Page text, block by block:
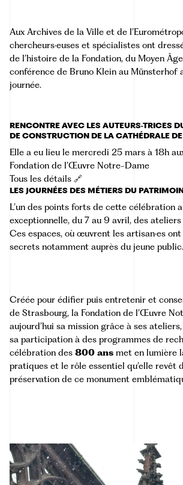
Aux Archives de la Ville et de
chercheurs·euses et spécialistes ont
de l’histoire de la Fondation, du Moyen
conférence de Bruno Klein au Münsterhof
journée.
RENCONTRE AVEC LES AUTEURS·TRICES
DE CONSTRUCTION DE LA CATHÉDRALE
Elle a eu lieu le mercredi 25 mars à 18h
Fondation de l’Œuvre Notre-Dame
Tous les détails 🔗
LES JOURNÉES DES MÉTIERS DU
L’un des points forts de cette célébration
exceptionnelle, du 7 au 9 avril, des
Ces espaces, où œuvrent les artisan·es
secrets notamment auprès du jeune public.
Créée pour édifier puis entretenir et
de Strasbourg, la Fondation de l’Œuvre
aujourd’hui sa mission grâce à ses
sa participation à des programmes de
célébration des 800 ans met en lumière
pratiques et le rôle essentiel qu’elle revêt
préservation de ce monument